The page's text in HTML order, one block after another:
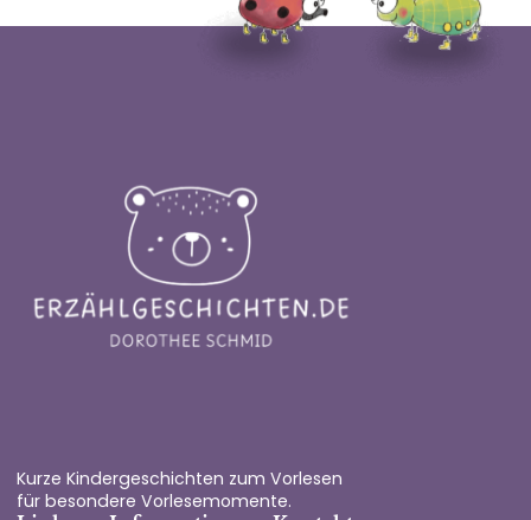
Kurze Kindergeschichten zum Vorlesen
für besondere Vorlesemomente.